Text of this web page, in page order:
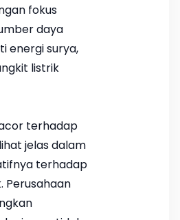
fokus
daya
energi surya,
listrik
terhadap
jelas dalam
terhadap
Perusahaan